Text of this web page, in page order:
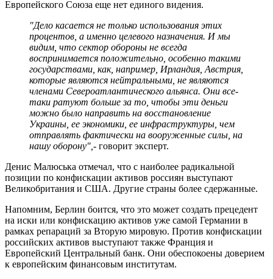
Европейского Союза еще нет единого видения.
"Дело касается не только использования этих
процентов, а именно целевого назначения. И мы
видим, что сектор обороны не всегда
воспринимается положительно, особенно такими
государствами, как, например, Ирландия, Австрия,
которые являются нейтральными, не являются
членами Североатлантического альянса. Они все-
таки ратуют больше за то, чтобы эти деньги
можно было направить на восстановление
Украины, ее экономики, ее инфраструктуры, чем
отправлять фактически на вооруженные силы, на
нашу оборону", - говорит эксперт.
Денис Малюська отмечал, что с наиболее радикальной
позиции по конфискации активов россиян выступают
Великобритания и США. Другие страны более сдержанные.
Напомним, Берлин боится, что это может создать прецедент
на иски или конфискацию активов уже самой Германии в
рамках репараций за Вторую мировую. Против конфискации
российских активов выступают также Франция и
Европейский Центральный банк. Они обеспокоены доверием
к европейским финансовым институтам.